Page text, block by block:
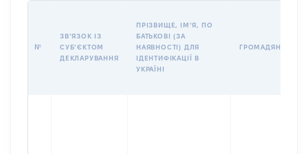
№
ЗВʼЯЗОК ІЗ
СУБʼЄКТОМ
ДЕКЛАРУВАННЯ
ПРІЗВИЩЕ, ІМʼЯ, ПО
БАТЬКОВІ (ЗА
НАЯВНОСТІ) ДЛЯ
ІДЕНТИФІКАЦІЇ В
УКРАЇНІ
ГРОМАДЯНСТВО